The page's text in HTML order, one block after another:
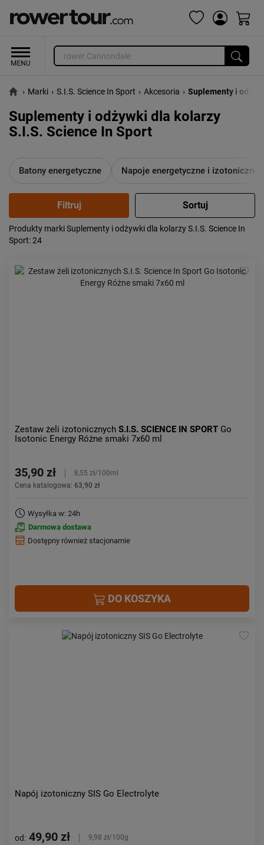
› Marki › S.I.S. Science In Sport › Akcesoria › Suplementy i
Suplementy i odżywki dla kolarzy
S.I.S. Science In Sport
Batony energetyczne Napoje energetyczne i izotoniczne
Popularność:
największa
Produkty marki Suplementy i odżywki dla kolarzy S.I.S. Science In
Sport: 24
Zestaw żeli izotonicznych S.I.S. SCIENCE IN SPORT Go
Isotonic Energy Różne smaki 7x60 ml
35,90 zł
8,55 zł/100ml
Cena katalogowa: 63,90 zł
Wysyłka w: 24h
Darmowa dostawa
Dostępny również stacjonarnie
DO KOSZYKA
Napój izotoniczny SIS Go Electrolyte
od: 49,90 zł
9,98 zł/100g